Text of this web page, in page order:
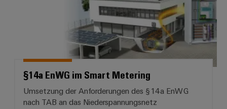
§14a EnWG im Smart Metering
Umsetzung der Anforderungen des §14a EnWG
nach TAB an das Niederspannungsnetz